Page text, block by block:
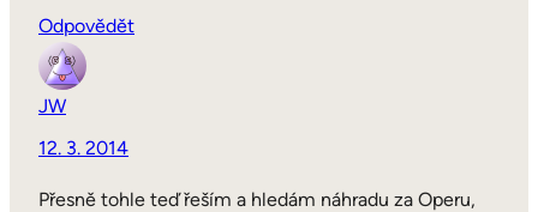
Odpovědět
JW
12. 3. 2014
Přesně tohle teď řeším a hledám náhradu za Operu,